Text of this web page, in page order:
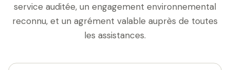
service auditée, un engagement environnemental
reconnu, et un agrément valable auprès de toutes
les assistances.